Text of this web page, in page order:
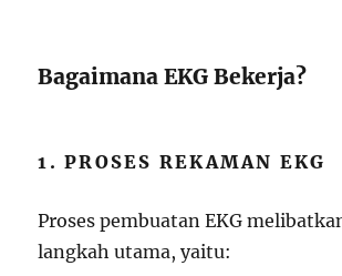
Bagaimana EKG Bekerja?
1. PROSES REKAMAN EKG
Proses pembuatan EKG
langkah utama, yaitu: